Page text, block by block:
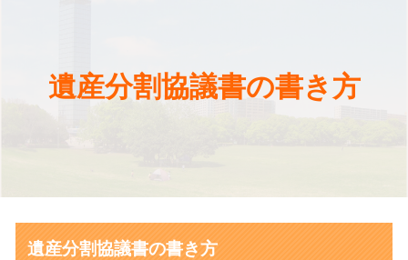
遺産分割協議書の書き方
遺産分割協議書の書き方